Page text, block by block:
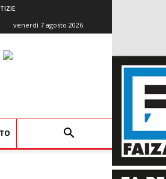
venerdì 7 agosto 2026